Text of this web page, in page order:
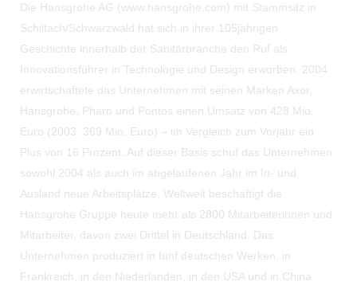
Die Hansgrohe AG (www.hansgrohe.com) mit Stammsitz in
Schiltach/Schwarzwald hat sich in ihrer 105jährigen
Geschichte innerhalb der Sanitärbranche den Ruf als
Innovationsführer in Technologie und Design erworben. 2004
erwirtschaftete das Unternehmen mit seinen Marken Axor,
Hansgrohe, Pharo und Pontos einen Umsatz von 428 Mio.
Euro (2003: 369 Mio. Euro) – im Vergleich zum Vorjahr ein
Plus von 16 Prozent. Auf dieser Basis schuf das Unternehmen
sowohl 2004 als auch im abgelaufenen Jahr im In- und
Ausland neue Arbeitsplätze. Weltweit beschäftigt die
Hansgrohe Gruppe heute mehr als 2800 Mitarbeiterinnen und
Mitarbeiter, davon zwei Drittel in Deutschland. Das
Unternehmen produziert in fünf deutschen Werken, in
Frankreich, in den Niederlanden, in den USA und in China.